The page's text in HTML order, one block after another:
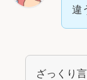
違
ざっくり